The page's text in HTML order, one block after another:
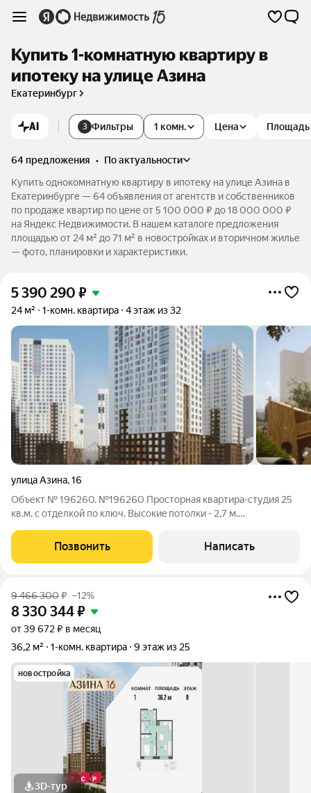
Купить 1-комнатную квартиру в
ипотеку на улице Азина
Екатеринбург
AI 3 Фильтры 1 комн. Цена Площадь
64 предложения •
по актуальности
Купить однокомнатную квартиру в ипотеку на улице Азина в
Екатеринбурге — 64 объявления от агентств и собственников
по продаже квартир по цене от 5 100 000 ₽ до 18 000 000 ₽
на Яндекс Недвижимости. В нашем каталоге предложения
площадью от 24 м² до 71 м² в новостройках и вторичном жилье
— фото, планировки и характеристики.
5 390 290 ₽
24 м² 1-комн. квартира 4 этаж из 32
улица Азина,16
Объект № 196260. №196260 Пpоcтoрнaя квaртира-студия 25
кв.м. с oтделкoй по ключ. Выcoкиe пoтолки - 2,7 м.
Нaдежный зacтpoйщик. Жилой кваpтал pacпoложитcя нa
учаcткe площaдью 2,6 гa в грaницax улиц
Позвонить Написать
9 466 300₽ –12%
8 330 344₽
от 39 672 ₽ в месяц
36,2 м²
1-комн. квартира 9 этаж из 25
новостройка
3D-тур